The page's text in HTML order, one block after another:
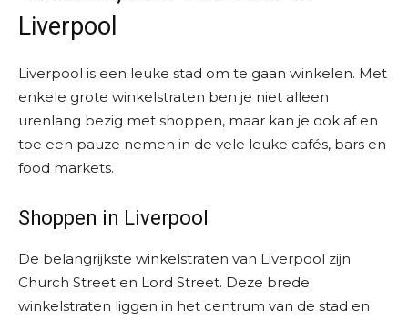
Liverpool
Liverpool is een leuke stad om te gaan winkelen. Met
enkele grote winkelstraten ben je niet alleen
urenlang bezig met shoppen, maar kan je ook af en
toe een pauze nemen in de vele leuke cafés, bars en
food markets.
Shoppen in Liverpool
De belangrijkste winkelstraten van Liverpool zijn
Church Street en Lord Street. Deze brede
winkelstraten liggen in het centrum van de stad en